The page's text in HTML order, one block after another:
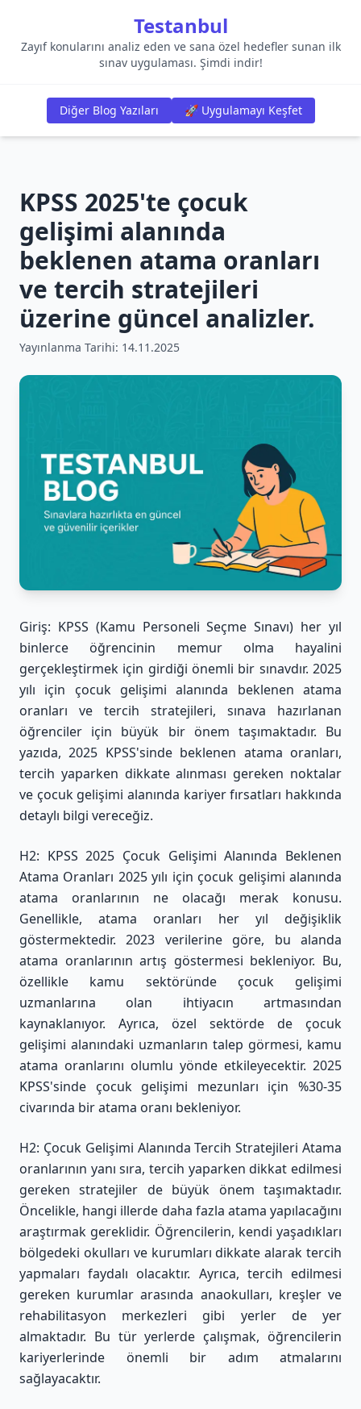
Testanbul
Zayıf konularını analiz eden ve sana özel hedefler sunan ilk
sınav uygulaması. Şimdi indir!
Diğer Blog Yazıları 🚀 Uygulamayı Keşfet
KPSS 2025'te çocuk
gelişimi alanında
beklenen atama oranları
ve tercih stratejileri
üzerine güncel analizler.
Yayınlanma Tarihi: 14.11.2025
Giriş: KPSS (Kamu Personeli Seçme Sınavı) her yıl
binlerce öğrencinin memur olma hayalini
gerçekleştirmek için girdiği önemli bir sınavdır. 2025
yılı için çocuk gelişimi alanında beklenen atama
oranları ve tercih stratejileri, sınava hazırlanan
öğrenciler için büyük bir önem taşımaktadır. Bu
yazıda, 2025 KPSS'sinde beklenen atama oranları,
tercih yaparken dikkate alınması gereken noktalar
ve çocuk gelişimi alanında kariyer fırsatları hakkında
detaylı bilgi vereceğiz.
H2: KPSS 2025 Çocuk Gelişimi Alanında Beklenen
Atama Oranları 2025 yılı için çocuk gelişimi alanında
atama oranlarının ne olacağı merak konusu.
Genellikle, atama oranları her yıl değişiklik
göstermektedir. 2023 verilerine göre, bu alanda
atama oranlarının artış göstermesi bekleniyor. Bu,
özellikle kamu sektöründe çocuk gelişimi
uzmanlarına olan ihtiyacın artmasından
kaynaklanıyor. Ayrıca, özel sektörde de çocuk
gelişimi alanındaki uzmanların talep görmesi, kamu
atama oranlarını olumlu yönde etkileyecektir. 2025
KPSS'sinde çocuk gelişimi mezunları için %30-35
civarında bir atama oranı bekleniyor.
H2: Çocuk Gelişimi Alanında Tercih Stratejileri Atama
oranlarının yanı sıra, tercih yaparken dikkat edilmesi
gereken stratejiler de büyük önem taşımaktadır.
Öncelikle, hangi illerde daha fazla atama yapılacağını
araştırmak gereklidir. Öğrencilerin, kendi yaşadıkları
bölgedeki okulları ve kurumları dikkate alarak tercih
yapmaları faydalı olacaktır. Ayrıca, tercih edilmesi
gereken kurumlar arasında anaokulları, kreşler ve
rehabilitasyon merkezleri gibi yerler de yer
almaktadır. Bu tür yerlerde çalışmak, öğrencilerin
kariyerlerinde önemli bir adım atmalarını
sağlayacaktır.